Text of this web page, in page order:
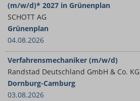
(m/w/d)* 2027 in Grünenplan
SCHOTT AG
Grünenplan
04.08.2026
Verfahrensmechaniker (m/w/d)
Randstad Deutschland GmbH & Co. KG
Dornburg-Camburg
03.08.2026